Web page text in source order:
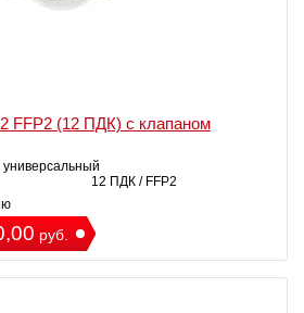
FFP2 (12 ПДК) с клапаном
универсальный
12 ПДК / FFP2
руб.